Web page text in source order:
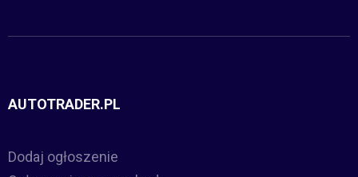
AUTOTRADER.PL
Dodaj ogłoszenie